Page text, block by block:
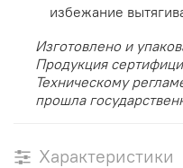
избежание
Изготовлено и
Продукция
Техническому
прошла
Характеристики